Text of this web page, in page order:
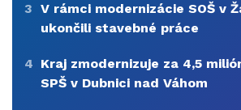
3 V rámci modernizácie SOŠ v
ukončili stavebné práce
4 Kraj zmodernizuje za 4,5
SPŠ v Dubnici nad Váhom